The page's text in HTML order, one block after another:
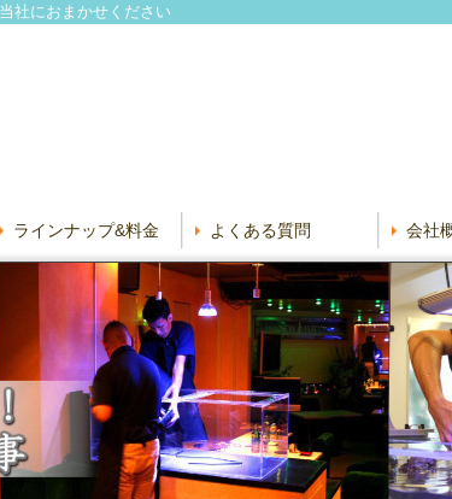
社におまかせください
ラインナップ&料金 よくある質問 会社